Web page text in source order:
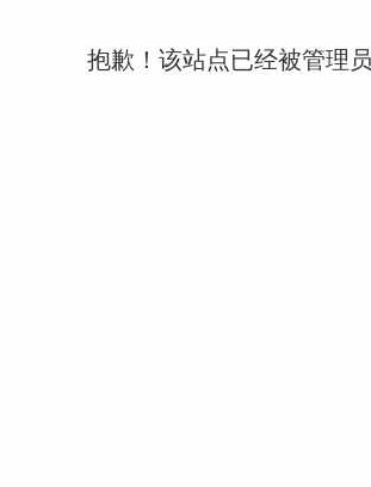
抱歉！该站点已经被管理